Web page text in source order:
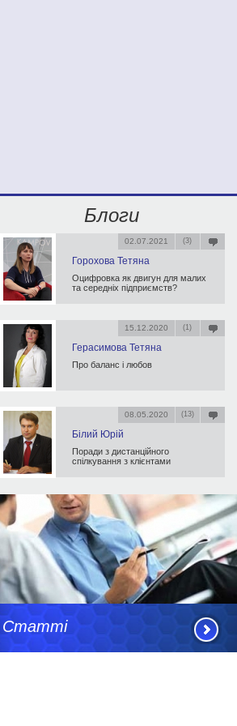
Блоги
Горохова Тетяна
02.07.2021 (3)
Оцифровка як двигун для малих
та середніх підприємств?
Герасимова Тетяна
15.12.2020 (1)
Про баланс і любов
Білий Юрій
08.05.2020 (13)
Поради з дистанційного
спілкування з клієнтами
Статті